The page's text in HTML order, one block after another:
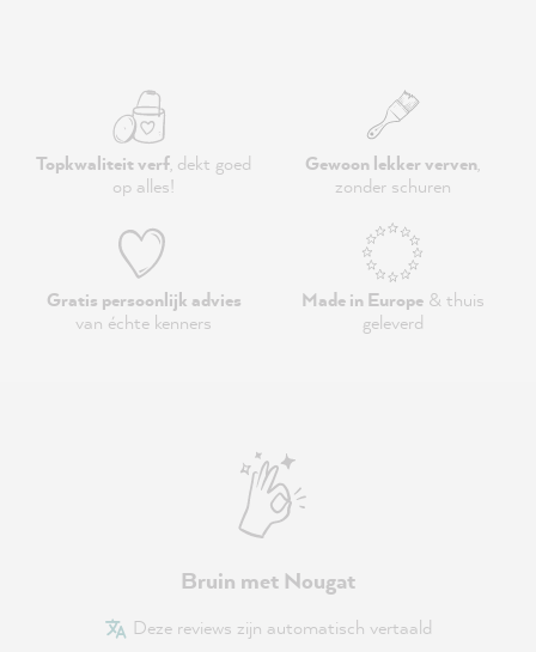
Topkwaliteit verf, dekt goed
op alles!
Gewoon lekker verven,
zonder schuren
Gratis persoonlijk advies
van échte kenners
Made in Europe& thuis
geleverd
Bruin met Nougat
Deze reviews zijn automatisch vertaald